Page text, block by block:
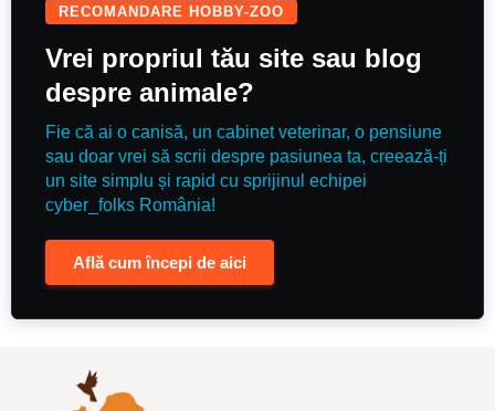
site-ul www.neriumhouse.com
RECOMANDARE HOBBY-ZOO
Vrei propriul tău site sau blog
despre animale?
Fie că ai o canisă, un cabinet veterinar, o pensiune
sau doar vrei să scrii despre pasiunea ta, creează-ți
un site simplu și rapid cu sprijinul echipei
cyber_folks România!
Află cum începi de aici